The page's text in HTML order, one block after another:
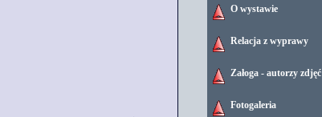
O wystawie
Relacja z wyprawy
Załoga - autorzy zdjęć
Fotogaleria